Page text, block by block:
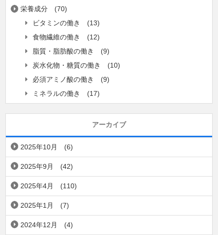
栄養成分
(70)
ビタミンの働き
(13)
食物繊維の働き
(12)
脂質・脂肪酸の働き
(9)
炭水化物・糖質の働き
(10)
必須アミノ酸の働き
(9)
ミネラルの働き
(17)
アーカイブ
2025年10月 (6)
2025年9月 (42)
2025年4月 (110)
2025年1月 (7)
2024年12月 (4)